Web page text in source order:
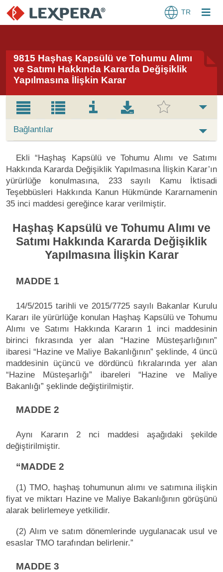
TR
9815 Haşhaş Kapsülü ve Tohumu Alımı
ve Satımı Hakkında Kararda Değişiklik
Yapılmasına İlişkin Karar
Bağlantılar
Ekli “Haşhaş Kapsülü ve Tohumu Alımı ve Satımı
Hakkında Kararda Değişiklik Yapılmasına İlişkin Karar’ın
yürürlüğe konulmasına, 233 sayılı Kamu İktisadi
Teşebbüsleri Hakkında Kanun Hükmünde Kararnamenin
35 inci maddesi gereğince karar verilmiştir.
Haşhaş Kapsülü ve Tohumu Alımı ve
Satımı Hakkında Kararda Değişiklik
Yapılmasına İlişkin Karar
MADDE 1
14/5/2015 tarihli ve 2015/7725 sayılı Bakanlar Kurulu
Kararı ile yürürlüğe konulan Haşhaş Kapsülü ve Tohumu
Alımı ve Satımı Hakkında Kararın 1 inci maddesinin
birinci fıkrasında yer alan “Hazine Müsteşarlığının”
ibaresi “Hazine ve Maliye Bakanlığının” şeklinde, 4 üncü
maddesinin üçüncü ve dördüncü fıkralarında yer alan
“Hazine Müsteşarlığı” ibareleri “Hazine ve Maliye
Bakanlığı” şeklinde değiştirilmiştir.
MADDE 2
Aynı Kararın 2 nci maddesi aşağıdaki şekilde
değiştirilmiştir.
“MADDE 2
(1) TMO, haşhaş tohumunun alımı ve satımına ilişkin
fiyat ve miktarı Hazine ve Maliye Bakanlığının görüşünü
alarak belirlemeye yetkilidir.
(2) Alım ve satım dönemlerinde uygulanacak usul ve
esaslar TMO tarafından belirlenir.”
MADDE 3